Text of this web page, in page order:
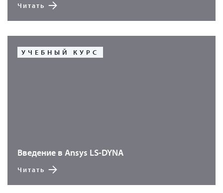
Читать
УЧЕБНЫЙ КУРС
Введение в Ansys LS-DYNA
Читать